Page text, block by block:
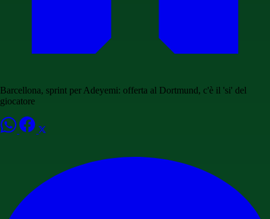
Barcellona, sprint per Adeyemi: offerta al Dortmund, c'è il 'si' del
giocatore